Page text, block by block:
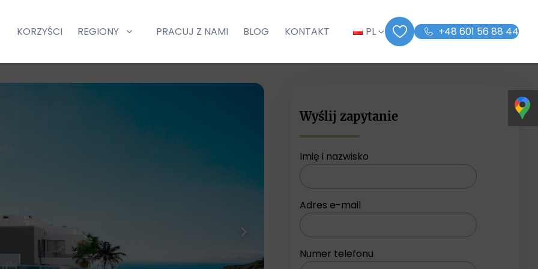
KORZYŚCI REGIONY PRACUJ Z NAMI BLOG KONTAKT PL +48 601 56 88 44
Wyślij zapytanie
Imię i nazwisko
Adres e-mail
Numer telefonu